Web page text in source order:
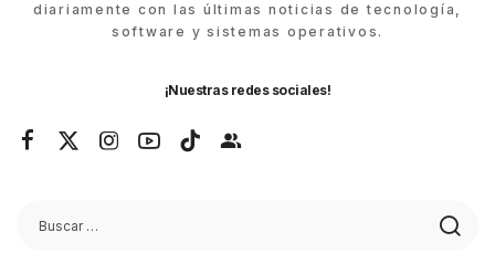
diariamente con las últimas noticias de tecnología,
software y sistemas operativos.
¡Nuestras redes sociales!